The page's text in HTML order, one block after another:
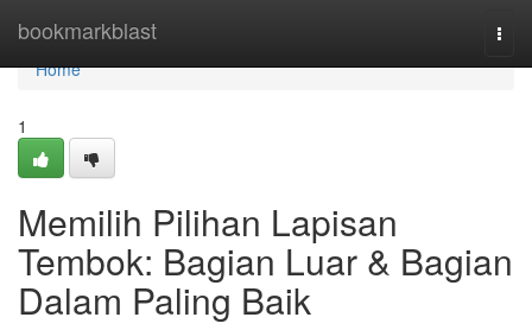
bookmarkblast
Home
Home
1
Memilih Pilihan Lapisan
Tembok: Bagian Luar & Bagian
Dalam Paling Baik